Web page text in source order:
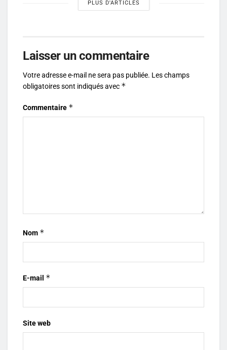
PLUS D'ARTICLES
Laisser un commentaire
Votre adresse e-mail ne sera pas publiée. Les champs
obligatoires sont indiqués avec *
Commentaire *
Nom *
E-mail *
Site web